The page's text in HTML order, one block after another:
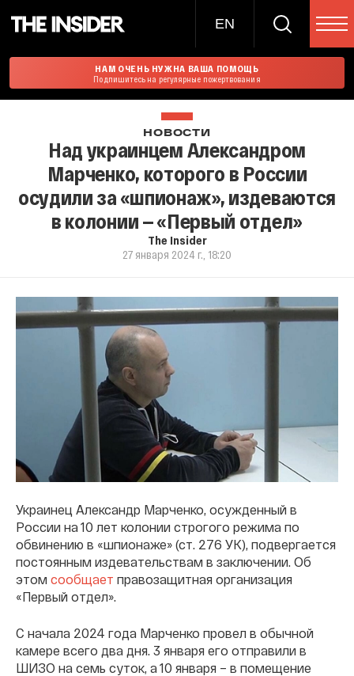
EN
НАМ ОЧЕНЬ НУЖНА ВАША ПОМОЩЬ
Подпишитесь на регулярные пожертвования
НОВОСТИ
Над украинцем Александром
Марченко, которого в России
осудили за «шпионаж», издеваются
в колонии — «Первый отдел»
The Insider
27 января 2024 г., 18:20
Украинец Александр Марченко, осужденный в
России на 10 лет колонии строгого режима по
обвинению в «шпионаже» (ст. 276 УК), подвергается
постоянным издевательствам в заключении. Об
этом сообщает правозащитная организация
«Первый отдел».
С начала 2024 года Марченко провел в обычной
камере всего два дня. 3 января его отправили в
ШИЗО на семь суток, а 10 января – в помещение